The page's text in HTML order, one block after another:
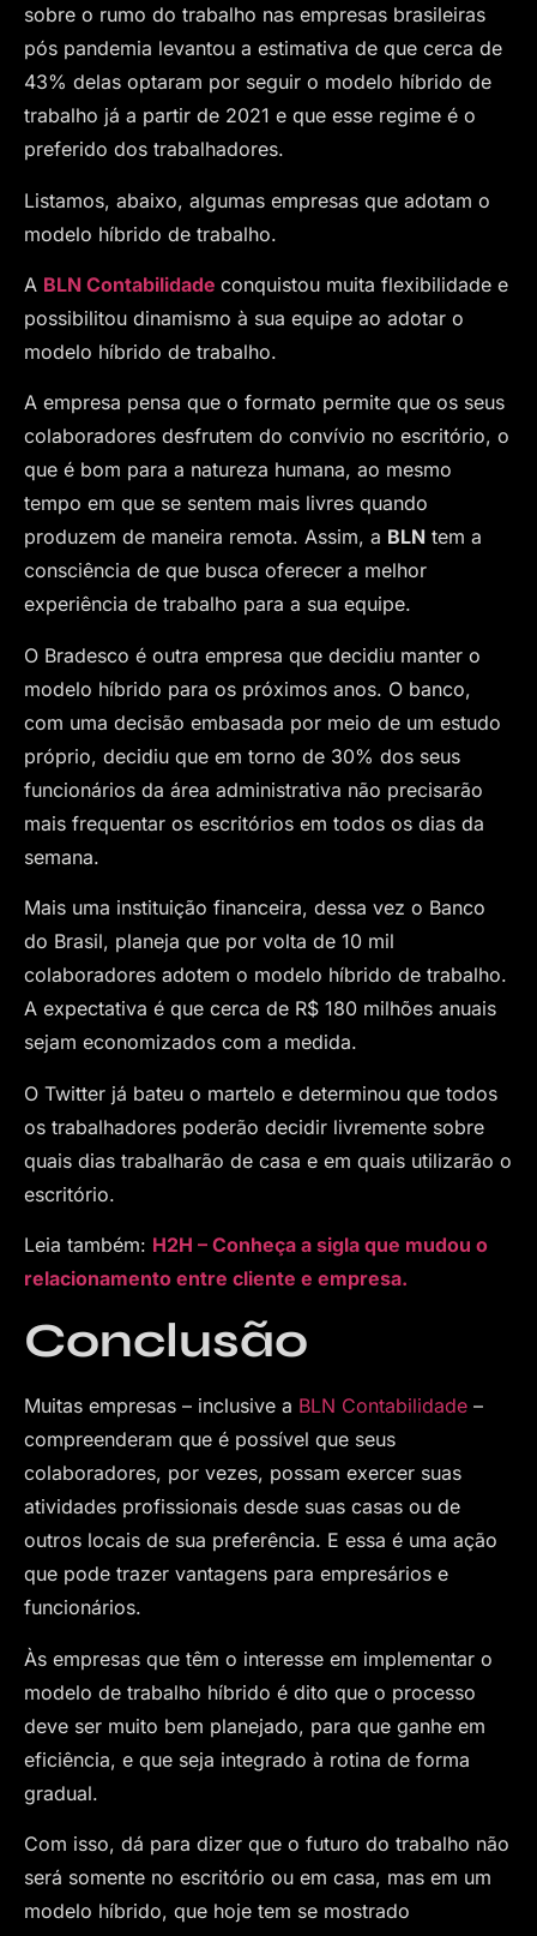
sobre o rumo do trabalho nas empresas brasileiras
pós pandemia levantou a estimativa de que cerca de
43% delas optaram por seguir o modelo híbrido de
trabalho já a partir de 2021 e que esse regime é o
preferido dos trabalhadores.
Listamos, abaixo, algumas empresas que adotam o
modelo híbrido de trabalho.
A BLN Contabilidade conquistou muita flexibilidade e
possibilitou dinamismo à sua equipe ao adotar o
modelo híbrido de trabalho.
A empresa pensa que o formato permite que os seus
colaboradores desfrutem do convívio no escritório, o
que é bom para a natureza humana, ao mesmo
tempo em que se sentem mais livres quando
produzem de maneira remota. Assim, a BLN tem a
consciência de que busca oferecer a melhor
experiência de trabalho para a sua equipe.
O Bradesco é outra empresa que decidiu manter o
modelo híbrido para os próximos anos. O banco,
com uma decisão embasada por meio de um estudo
próprio, decidiu que em torno de 30% dos seus
funcionários da área administrativa não precisarão
mais frequentar os escritórios em todos os dias da
semana.
Mais uma instituição financeira, dessa vez o Banco
do Brasil, planeja que por volta de 10 mil
colaboradores adotem o modelo híbrido de trabalho.
A expectativa é que cerca de R$ 180 milhões anuais
sejam economizados com a medida.
O Twitter já bateu o martelo e determinou que todos
os trabalhadores poderão decidir livremente sobre
quais dias trabalharão de casa e em quais utilizarão o
escritório.
Leia também: H2H – Conheça a sigla que mudou o
relacionamento entre cliente e empresa.
Conclusão
Muitas empresas – inclusive a BLN Contabilidade –
compreenderam que é possível que seus
colaboradores, por vezes, possam exercer suas
atividades profissionais desde suas casas ou de
outros locais de sua preferência. E essa é uma ação
que pode trazer vantagens para empresários e
funcionários.
Às empresas que têm o interesse em implementar o
modelo de trabalho híbrido é dito que o processo
deve ser muito bem planejado, para que ganhe em
eficiência, e que seja integrado à rotina de forma
gradual.
Com isso, dá para dizer que o futuro do trabalho não
será somente no escritório ou em casa, mas em um
modelo híbrido, que hoje tem se mostrado